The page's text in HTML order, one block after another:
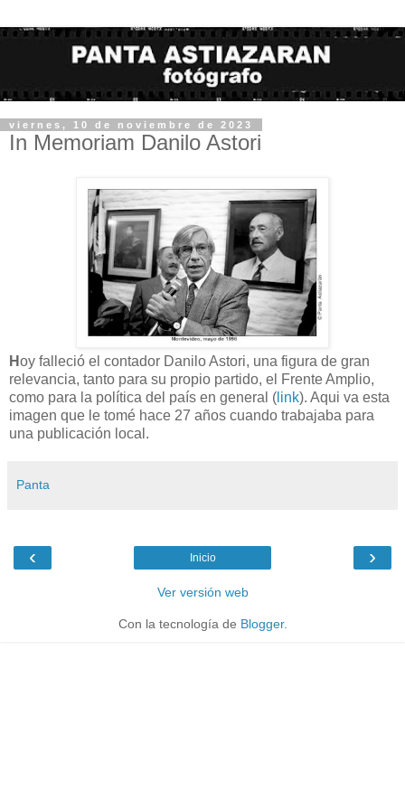
viernes, 10 de noviembre de 2023
In Memoriam Danilo Astori
Hoy falleció el contador Danilo Astori, una figura de gran
relevancia, tanto para su propio partido, el Frente Amplio,
como para la política del país en general ( link). Aqui va esta
imagen que le tomé hace 27 años cuando trabajaba para
una publicación local.
Panta
‹ ›
Inicio
Ver versión web
Con la tecnología de Blogger.